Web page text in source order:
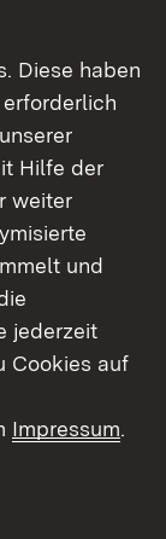
für-
Diese haben
Hilfe der
weiter
und
jederzeit
Cookies auf
Impressum.